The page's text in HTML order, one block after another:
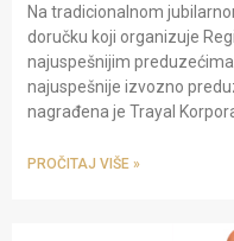
Na tradicionalnom
doručku koji organizuje
najuspešnijim
najuspešnije izvozno
nagrađena je Trayal
PROČITAJ VIŠE »